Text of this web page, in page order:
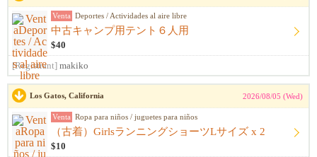
Venta Deportes / Actividades al aire libre
中古キャンプ用テント６人用
$40
[Registrant] makiko
Los Gatos, California 2026/08/05 (Wed)
Venta Ropa para niños / juguetes para niños
（古着）GirlsランニングショーツLサイズ x 2
$10